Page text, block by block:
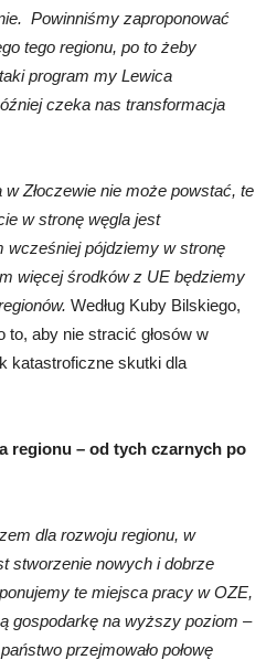
Powinniśmy zaproponować
tego regionu, po to żeby
program my Lewica
czeka nas transformacja
Złoczewie nie może powstać, te
w stronę węgla jest
wcześniej pójdziemy w stronę
więcej środków z UE będziemy
Według Kuby Bilskiego,
aby nie stracić głosów w
katastroficzne skutki dla
regionu – od tych czarnych po
dla rozwoju regionu, w
stworzenie nowych i dobrze
te miejsca pracy w OZE,
gospodarkę na wyższy poziom –
przejmowało połowę